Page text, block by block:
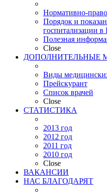
Нормативно-
Порядок и
госпитализации
Полезная
Close
ДОПОЛНИТЕЛЬНЫЕ
Виды
Прейскурант
Список врачей
Close
СТАТИСТИКА
2013 год
2012 год
2011 год
2010 год
Close
ВАКАНСИИ
НАС БЛАГОДАРЯТ